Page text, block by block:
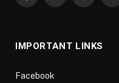
IMPORTANT LINKS
Facebook